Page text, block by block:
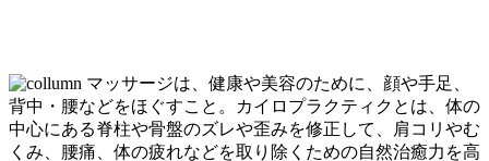
マッサージは、健康や美容のために、顔や手足、
背中・腰などをほぐすこと。カイロプラクティクとは、体の
中心にある脊柱や骨盤のズレや歪みを修正して、肩コリやむ
くみ、腰痛、体の疲れなどを取り除くための自然治癒力を高